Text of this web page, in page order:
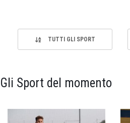
TUTTI GLI SPORT
Gli Sport del momento